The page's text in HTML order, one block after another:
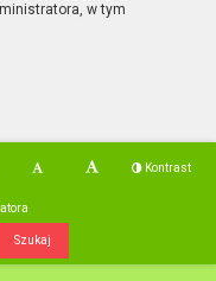
w tym
Kontrast